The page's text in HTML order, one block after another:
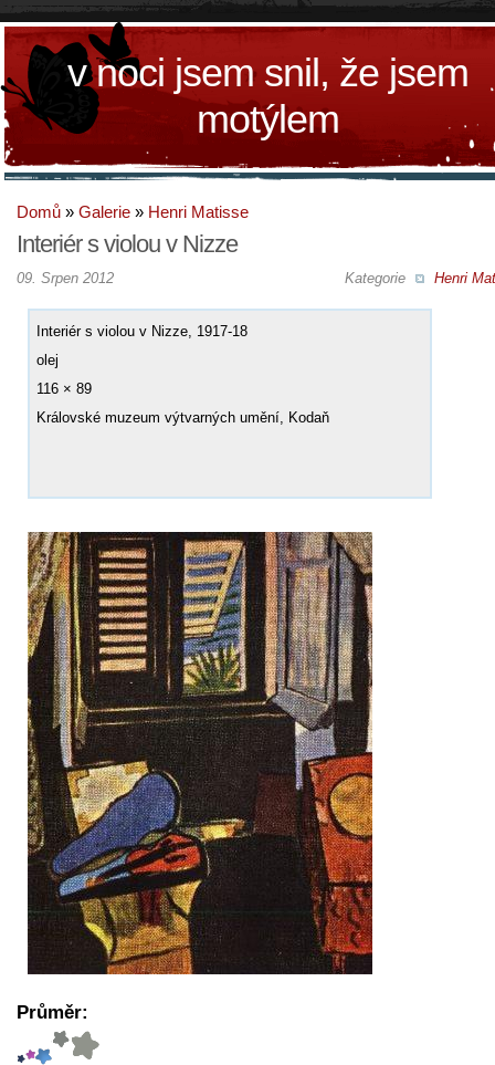
v noci jsem snil, že jsem
motýlem
Domů » Galerie » Henri Matisse
Interiér s violou v Nizze
Kategorie Henri
09. Srpen 2012
Interiér s violou v Nizze, 1917-18
olej
116 × 89
Královské muzeum výtvarných umění, Kodaň
Průměr: